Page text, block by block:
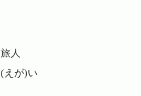
人
が)い